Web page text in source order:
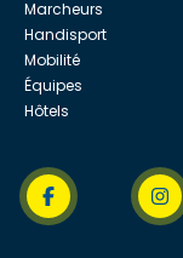
Marcheurs
Handisport
Mobilité
Équipes
Hôtels